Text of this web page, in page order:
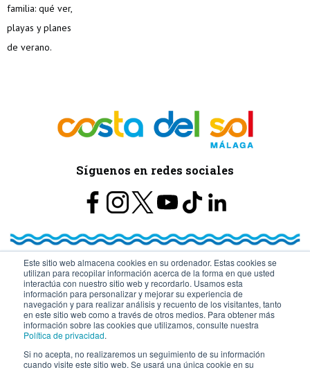
Este sitio web almacena cookies en su ordenador. Estas cookies se
utilizan para recopilar información acerca de la forma en que usted
interactúa con nuestro sitio web y recordarlo. Usamos esta
información para personalizar y mejorar su experiencia de
navegación y para realizar análisis y recuento de los visitantes, tanto
en este sitio web como a través de otros medios. Para obtener más
información sobre las cookies que utilizamos, consulte nuestra
Política de privacidad.
Si no acepta, no realizaremos un seguimiento de su información
cuando visite este sitio web. Se usará una única cookie en su
Síguenos en redes sociales
© Turismo y Planificación Costa del Sol S.L.U. Todos los Derechos
Reservados